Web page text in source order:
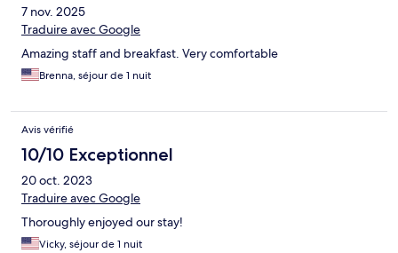
7 nov. 2025
Traduire avec Google
Amazing staff and breakfast. Very comfortable
Brenna, séjour de 1 nuit
Avis vérifié
10/10 Exceptionnel
20 oct. 2023
Traduire avec Google
Thoroughly enjoyed our stay!
Vicky, séjour de 1 nuit